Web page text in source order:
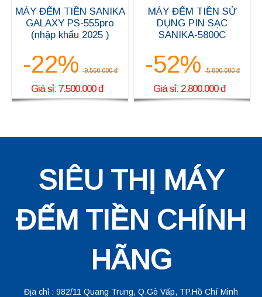
MÁY ĐẾM TIỀN SANIKA
GALAXY PS-555pro
(nhập khẩu 2025 )
-22% 9.560.000 đ
Giá sỉ: 7.500.000 đ
MÁY ĐẾM TIỀN SỬ
DỤNG PIN SẠC
SANIKA-5800C
-52% 5.800.000 đ
Giá sỉ: 2.800.000 đ
SIÊU THỊ MÁY
ĐẾM TIỀN CHÍNH
HÃNG
Địa chỉ : 982/11 Quang Trung, Q.Gò Vấp, TP.Hồ Chí Minh